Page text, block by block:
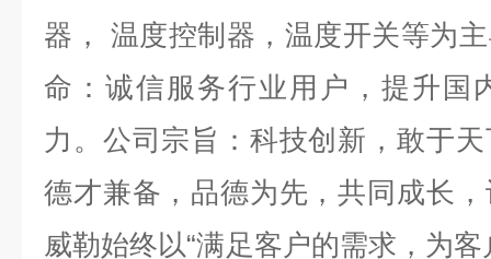
器，
温度控制器，温度开关等为
命：诚信服务行业用户，提升国
力。公司宗旨：科技创新，敢于
德才兼备，品德为先，共同成长
威勒始终以“满足客户的需求，为